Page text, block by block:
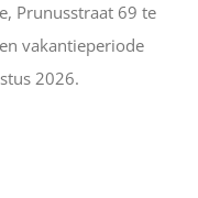
Prunusstraat 69 te
vakantieperiode
2026.